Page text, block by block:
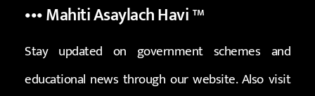
••• Mahiti Asaylach Havi™
Stay updated on government schemes and
educational news through our website. Also visit